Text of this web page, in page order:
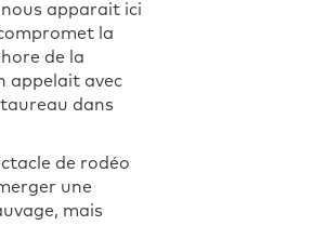
apparait ici
la
de la
appelait avec
taureau dans
de rodéo
une
mais